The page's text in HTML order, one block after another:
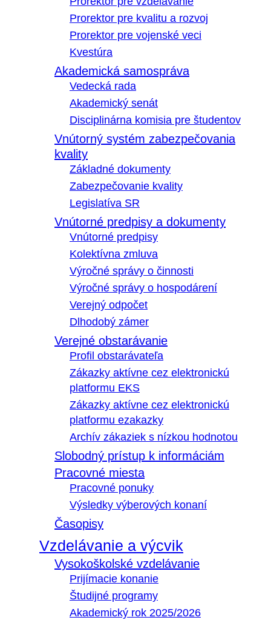
Prorektor pre kvalitu a rozvoj
Prorektor pre vojenské veci
Kvestúra
Akademická samospráva
Vedecká rada
Akademický senát
Disciplinárna komisia pre študentov
Vnútorný systém zabezpečovania
kvality
Základné dokumenty
Zabezpečovanie kvality
Legislatíva SR
Vnútorné predpisy a dokumenty
Vnútorné predpisy
Kolektívna zmluva
Výročné správy o činnosti
Výročné správy o hospodárení
Verejný odpočet
Dlhodobý zámer
Verejné obstarávanie
Profil obstarávateľa
Zákazky aktívne cez elektronickú
platformu EKS
Zákazky aktívne cez elektronickú
platformu ezakazky
Archív zákaziek s nízkou hodnotou
Slobodný prístup k informáciám
Pracovné miesta
Pracovné ponuky
Výsledky výberových konaní
Časopisy
Vzdelávanie a výcvik
Vysokoškolské vzdelávanie
Prijímacie konanie
Študijné programy
Akademický rok 2025/2026